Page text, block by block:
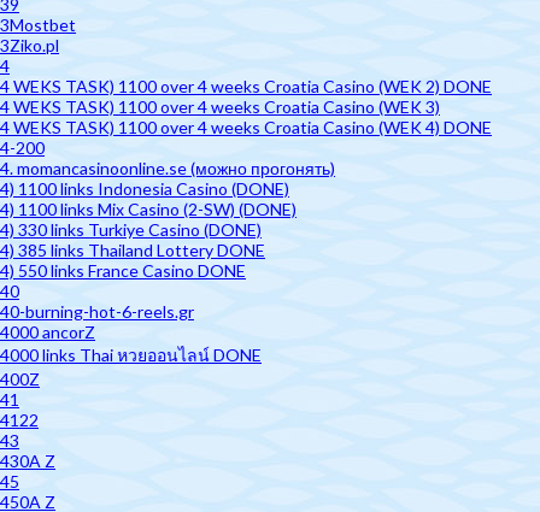
39
3Mostbet
3Ziko.pl
4
4 WEKS TASK) 1100 over 4 weeks Croatia Casino (WEK 2) DONE
4 WEKS TASK) 1100 over 4 weeks Croatia Casino (WEK 3)
4 WEKS TASK) 1100 over 4 weeks Croatia Casino (WEK 4) DONE
4-200
4. momancasinoonline.se (можно прогонять)
4) 1100 links Indonesia Casino (DONE)
4) 1100 links Mix Casino (2-SW) (DONE)
4) 330 links Turkiye Casino (DONE)
4) 385 links Thailand Lottery DONE
4) 550 links France Casino DONE
40
40-burning-hot-6-reels.gr
4000 ancorZ
4000 links Thai หวยออนไลน์ DONE
400Z
41
4122
43
430A Z
45
450A Z